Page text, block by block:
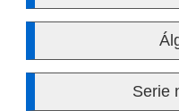
Serie